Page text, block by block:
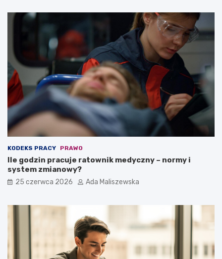
KODEKS PRACY PRAWO
Ile godzin pracuje ratownik medyczny – normy i
system zmianowy?
25 czerwca 2026 Ada Maliszewska